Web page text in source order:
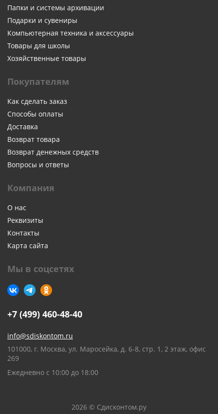
Папки и системы архивации
Подарки и сувениры
Компьютерная техника и аксессуары
Товары для школы
Хозяйственные товары
Покупателям
Как сделать заказ
Способы оплаты
Доставка
Возврат товара
Возврат денежных средств
Вопросы и ответы
Компания
О нас
Реквизиты
Контакты
Карта сайта
Мы в соцсетях
+7 (499) 460-48-40
info@sdiskontom.ru
101000, г. Москва, ул. Маросейка, д. 6-8, стр. 1, 2 этаж, офис
269
Ежедневно с 10:00 до 18:00
2026 © Сдисконтом.ру